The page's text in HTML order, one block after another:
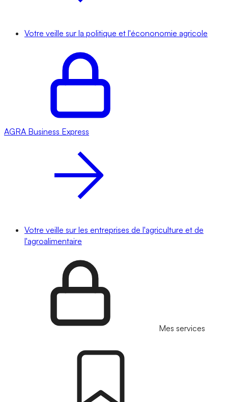
Votre veille sur la politique et l'écononomie agricole
AGRA Business Express
Votre veille sur les entreprises de l'agriculture et de
l'agroalimentaire
Mes services